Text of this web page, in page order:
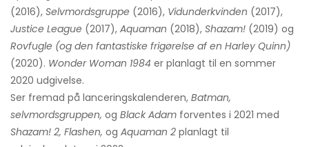
(2016), Selvmordsgruppe (2016), Vidunderkvinden (2017),
Justice League (2017), Aquaman (2018), Shazam! (2019) og
Rovfugle (og den fantastiske frigørelse af en Harley Quinn)
(2020). Wonder Woman 1984 er planlagt til en sommer
2020 udgivelse.
Ser fremad på lanceringskalenderen, Batman,
selvmordsgruppen, og Black Adam forventes i 2021 med
Shazam! 2, Flashen, og Aquaman 2 planlagt til